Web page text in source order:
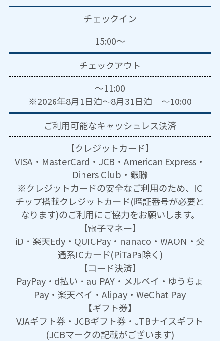
チェックイン
15:00～
チェックアウト
～11:00
※2026年8月1日泊～8月31日泊 ～10:00
ご利用可能なキャッシュレス決済
【クレジットカード】
VISA・MasterCard・JCB・American Express・
Diners Club・銀聯
※クレジットカードの安全なご利用のため、IC
チップ搭載クレジットカード(暗証番号が必要と
なります)のご利用にご協力をお願いします。
【電子マネー】
iD・楽天Edy・QUICPay・nanaco・WAON・交
通系ICカード(PiTaPa除く)
【コード決済】
PayPay・d払い・au PAY・メルペイ・ゆうちょ
Pay・楽天ペイ・Alipay・WeChat Pay
【ギフト券】
VJAギフト券・JCBギフト券・JTBナイスギフト
(JCBマークの記載がございます)